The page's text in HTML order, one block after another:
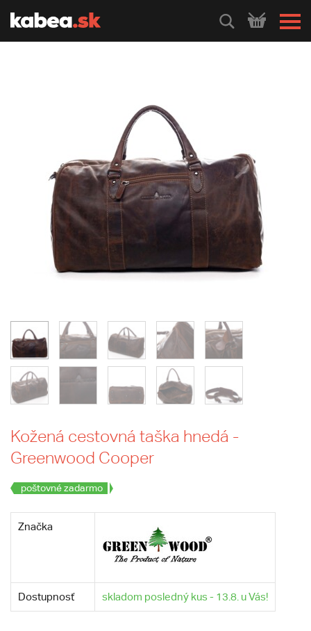
HLEDEJ
Kožená cestovná taška hnedá -
Greenwood Cooper
poštovné zadarmo
Značka
Dostupnosť skladom posledný kus - 13.8. u Vás!